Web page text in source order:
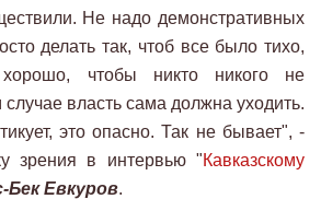
Не надо демонстративных
делать так, чтоб все было тихо,
чтобы никто никого не
случае власть сама должна уходить.
это опасно. Так не бывает", -
зрения в интервью "Кавказскому
Бек Евкуров.